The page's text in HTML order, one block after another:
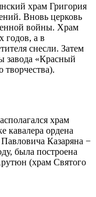
храм Григория
Вновь церковь
войны. Храм
годов, а в
снесли. Затем
завода «Красный
храм
кавалера ордена
Казаряна −
была построена
(храм Святого